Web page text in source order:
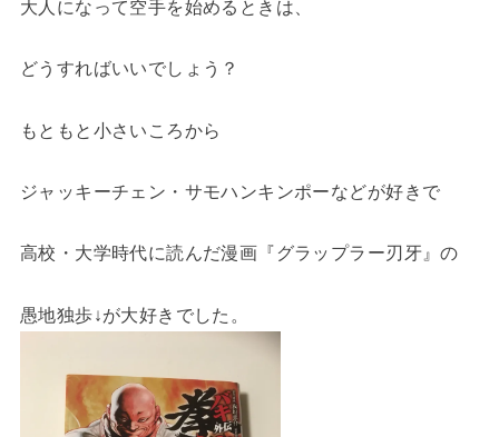
大人になって空手を始めるときは、
どうすればいいでしょう？
もともと小さいころから
ジャッキーチェン・サモハンキンポーなどが好きで
高校・大学時代に読んだ漫画『グラップラー刃牙』の
愚地独歩↓が大好きでした。